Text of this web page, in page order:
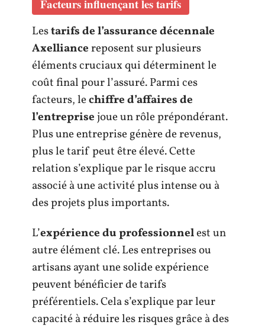
Facteurs influençant les tarifs
Lestarifs de l’assurance décennale
Axelliancereposent sur plusieurs
éléments cruciaux qui déterminent le
coût final pour l’assuré. Parmi ces
facteurs, lechiffre d’affaires de
l’entreprisejoue un rôle prépondérant.
Plus une entreprise génère de revenus,
plus le tarif peut être élevé. Cette
relation s’explique par le risque accru
associé à une activité plus intense ou à
des projets plus importants.
L’expérience du professionnelest un
autre élément clé. Les entreprises ou
artisans ayant une solide expérience
peuvent bénéficier de tarifs
préférentiels. Cela s’explique par leur
capacité à réduire les risques grâce à des